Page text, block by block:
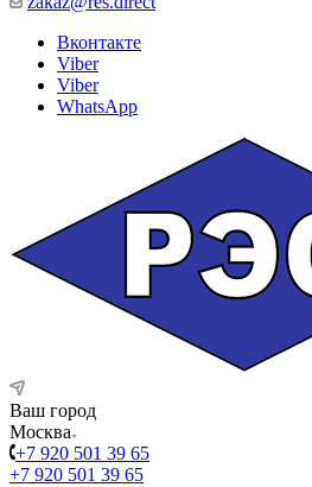
Вконтакте
Viber
Viber
WhatsApp
Ваш город
Москва
+7 920 501 39 65
+7 920 501 39 65